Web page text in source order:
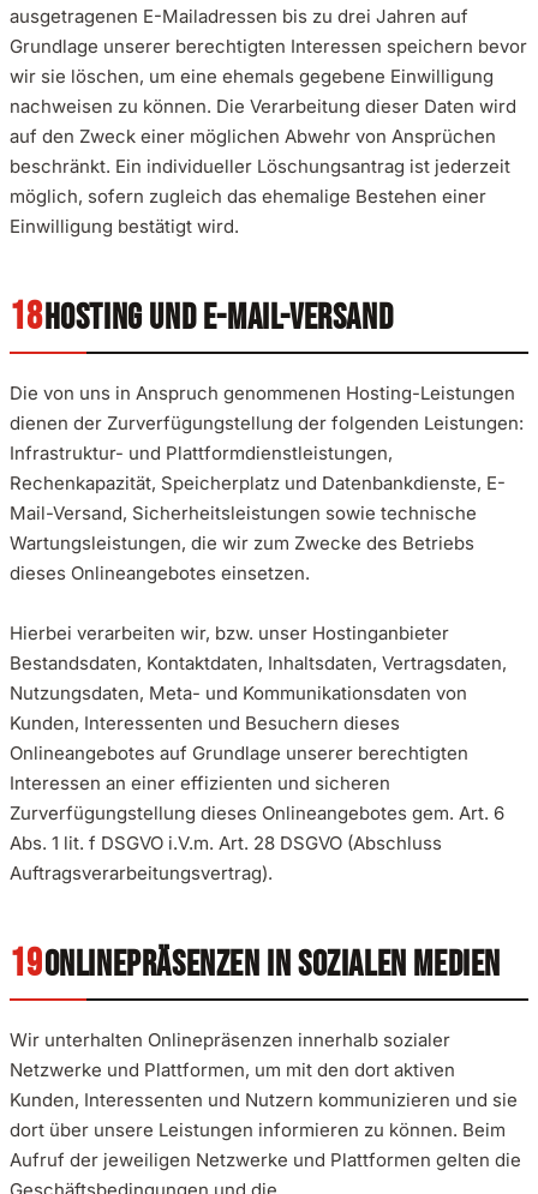
ausgetragenen E-Mailadressen bis zu drei Jahren auf
Grundlage unserer berechtigten Interessen speichern bevor
wir sie löschen, um eine ehemals gegebene Einwilligung
nachweisen zu können. Die Verarbeitung dieser Daten wird
auf den Zweck einer möglichen Abwehr von Ansprüchen
beschränkt. Ein individueller Löschungsantrag ist jederzeit
möglich, sofern zugleich das ehemalige Bestehen einer
Einwilligung bestätigt wird.
HOSTING UND E-MAIL-VERSAND
Die von uns in Anspruch genommenen Hosting-Leistungen
dienen der Zurverfügungstellung der folgenden Leistungen:
Infrastruktur- und Plattformdienstleistungen,
Rechenkapazität, Speicherplatz und Datenbankdienste, E-
Mail-Versand, Sicherheitsleistungen sowie technische
Wartungsleistungen, die wir zum Zwecke des Betriebs
dieses Onlineangebotes einsetzen.
Hierbei verarbeiten wir, bzw. unser Hostinganbieter
Bestandsdaten, Kontaktdaten, Inhaltsdaten, Vertragsdaten,
Nutzungsdaten, Meta- und Kommunikationsdaten von
Kunden, Interessenten und Besuchern dieses
Onlineangebotes auf Grundlage unserer berechtigten
Interessen an einer effizienten und sicheren
Zurverfügungstellung dieses Onlineangebotes gem. Art. 6
Abs. 1 lit. f DSGVO i.V.m. Art. 28 DSGVO (Abschluss
Auftragsverarbeitungsvertrag).
ONLINEPRÄSENZEN IN SOZIALEN MEDIEN
Wir unterhalten Onlinepräsenzen innerhalb sozialer
Netzwerke und Plattformen, um mit den dort aktiven
Kunden, Interessenten und Nutzern kommunizieren und sie
dort über unsere Leistungen informieren zu können. Beim
Aufruf der jeweiligen Netzwerke und Plattformen gelten die